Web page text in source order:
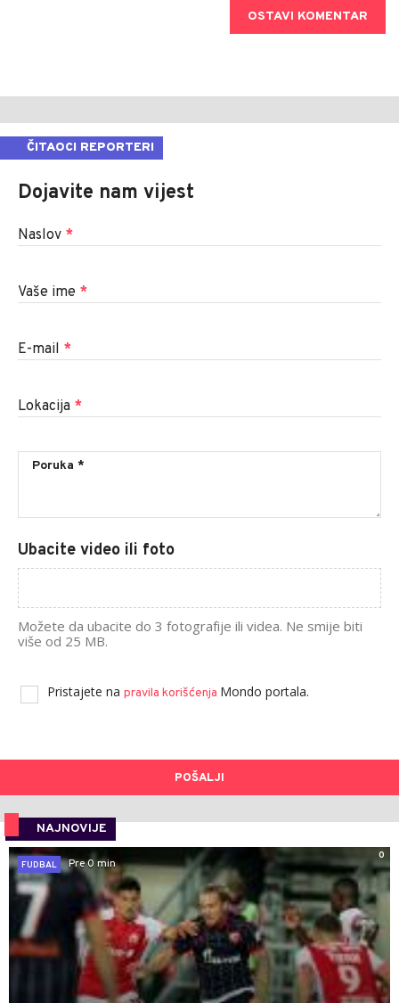
OSTAVI KOMENTAR
ČITAOCI REPORTERI
Dojavite nam vijest
Naslov *
Vaše ime *
E-mail *
Lokacija *
Ubacite video ili foto
Možete da ubacite do 3 fotografije ili videa. Ne smije biti
više od 25 MB.
Pristajete na pravila korišćenja Mondo portala.
POŠALJI
NAJNOVIJE
0
FUDBAL
Pre 0 min